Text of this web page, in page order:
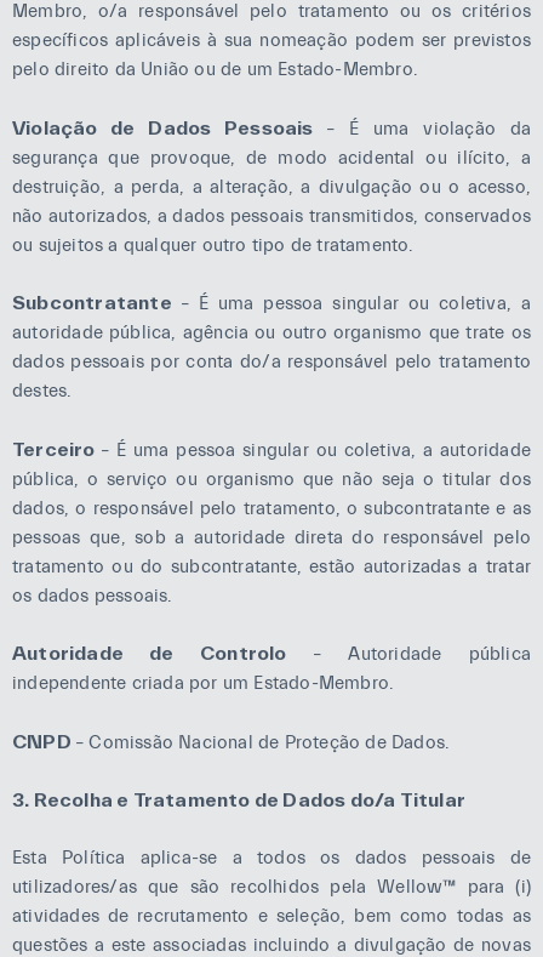
Membro, o/a responsável pelo tratamento ou os critérios
específicos aplicáveis à sua nomeação podem ser previstos
pelo direito da União ou de um Estado-Membro.
Violação de Dados Pessoais – É uma violação da
segurança que provoque, de modo acidental ou ilícito, a
destruição, a perda, a alteração, a divulgação ou o acesso,
não autorizados, a dados pessoais transmitidos, conservados
ou sujeitos a qualquer outro tipo de tratamento.
Subcontratante – É uma pessoa singular ou coletiva, a
autoridade pública, agência ou outro organismo que trate os
dados pessoais por conta do/a responsável pelo tratamento
destes.
Terceiro – É uma pessoa singular ou coletiva, a autoridade
pública, o serviço ou organismo que não seja o titular dos
dados, o responsável pelo tratamento, o subcontratante e as
pessoas que, sob a autoridade direta do responsável pelo
tratamento ou do subcontratante, estão autorizadas a tratar
os dados pessoais.
Autoridade de Controlo – Autoridade pública
independente criada por um Estado-Membro.
CNPD – Comissão Nacional de Proteção de Dados.
3. Recolha e Tratamento de Dados do/a Titular
Esta Política aplica-se a todos os dados pessoais de
utilizadores/as que são recolhidos pela Wellow™ para (i)
atividades de recrutamento e seleção, bem como todas as
questões a este associadas incluindo a divulgação de novas